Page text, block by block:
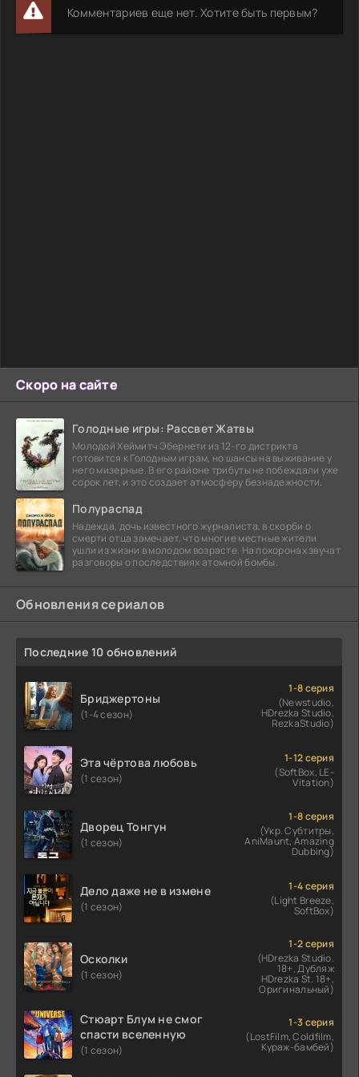
Скоро на сайте
Голодные игры: Рассвет Жатвы
Молодой Хеймитч Эбернети из 12-го дистрикта
готовится к Голодным играм, но шансы на выживание у
него мизерные. В его районе трибуты не побеждали уже
сорок лет, и это создает атмосферу безнадежности.
Полураспад
Надежда, дочь известного журналиста, в скорби о
смерти отца замечает, что многие местные жители
ушли из жизни в молодом возрасте. На похоронах звучат
разговоры о последствиях атомной бомбы.
Обновления сериалов
Последние 10 обновлений
Бриджертоны
(1-4 сезон)
1-8 серия
(Newstudio,
HDrezka Studio,
RezkaStudio)
Эта чёртова любовь
(1 сезон)
1-12 серия
(SoftBox, LE-
Vitation)
Дворец Тонгун
(1 сезон)
1-8 серия
(Укр. Субтитры,
AniMaunt, Amazing
Dubbing)
Дело даже не в измене
(1 сезон)
1-4 серия
(Light Breeze,
SoftBox)
Осколки
(1 сезон)
1-2 серия
(HDrezka Studio.
18+, Дубляж
HDrezka St. 18+,
Оригинальный)
Стюарт Блум не смог
спасти вселенную
(1 сезон)
1-3 серия
(LostFilm, Coldfilm,
Кураж-бамбей)
Комментариев еще нет. Хотите быть первым?